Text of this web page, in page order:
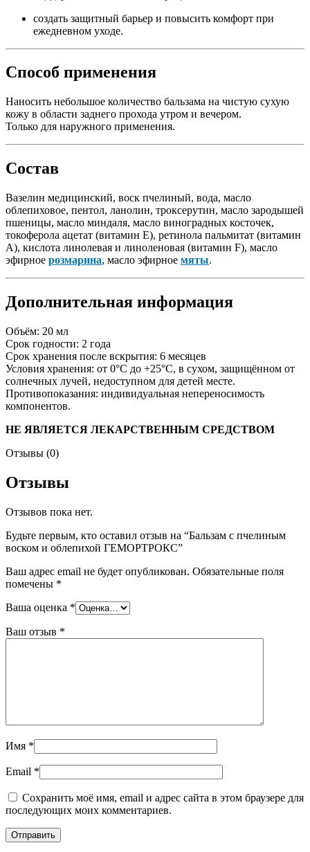
создать защитный барьер и повысить комфорт при
ежедневном уходе.
Способ применения
Наносить небольшое количество бальзама на чистую сухую
кожу в области заднего прохода утром и вечером.
Только для наружного применения.
Состав
Вазелин медицинский, воск пчелиный, вода, масло
облепиховое, пентол, ланолин, троксерутин, масло зародышей
пшеницы, масло миндаля, масло виноградных косточек,
токоферола ацетат (витамин Е), ретинола пальмитат (витамин
А), кислота линолевая и линоленовая (витамин F), масло
эфирное розмарина, масло эфирное мяты.
Дополнительная информация
Объём: 20 мл
Срок годности: 2 года
Срок хранения после вскрытия: 6 месяцев
Условия хранения: от 0°С до +25°С, в сухом, защищённом от
солнечных лучей, недоступном для детей месте.
Противопоказания: индивидуальная непереносимость
компонентов.
НЕ ЯВЛЯЕТСЯ ЛЕКАРСТВЕННЫМ СРЕДСТВОМ
Отзывы (0)
Отзывы
Отзывов пока нет.
Будьте первым, кто оставил отзыв на “Бальзам с пчелиным
воском и облепихой ГЕМОРТРОКС”
Ваш адрес email не будет опубликован. Обязательные поля
помечены *
Ваша оценка *
Ваш отзыв *
Имя *
Email *
Сохранить моё имя, email и адрес сайта в этом браузере для
последующих моих комментариев.